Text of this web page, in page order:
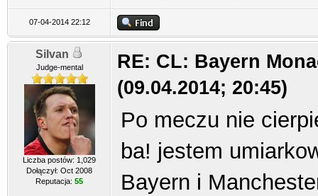
07-04-2014 22:12
Silvan
Judge-mental
Liczba postów: 1,029
Dołączył: Oct 2008
Reputacja: 55
RE: CL: Bayern
(09.04.2014; 20:45)
Po meczu nie
ba! jestem
Bayern i